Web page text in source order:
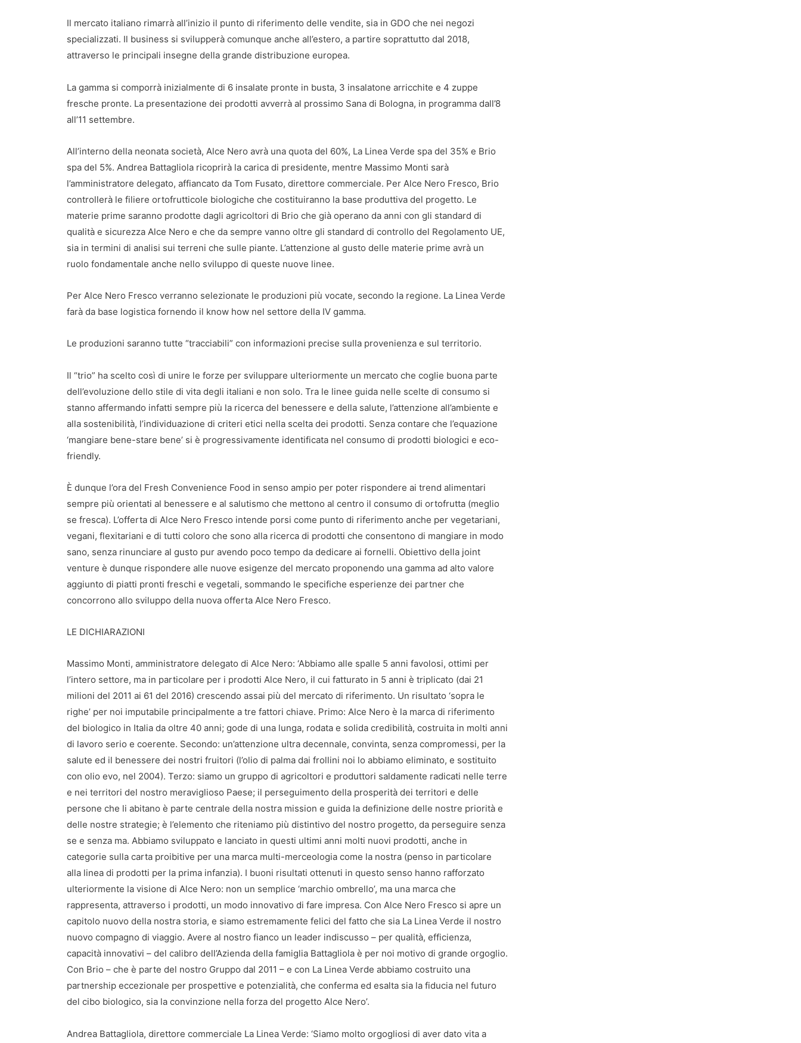
Il mercato italiano rimarrà all’inizio il punto di riferimento delle vendite, sia in GDO che nei negozi
specializzati. Il business si svilupperà comunque anche all’estero, a partire soprattutto dal 2018,
attraverso le principali insegne della grande distribuzione europea.
La gamma si comporrà inizialmente di 6 insalate pronte in busta, 3 insalatone arricchite e 4 zuppe
fresche pronte. La presentazione dei prodotti avverrà al prossimo Sana di Bologna, in programma dall’8
all’11 settembre.
All’interno della neonata società, Alce Nero avrà una quota del 60%, La Linea Verde spa del 35% e Brio
spa del 5%. Andrea Battagliola ricoprirà la carica di presidente, mentre Massimo Monti sarà
l’amministratore delegato, affiancato da Tom Fusato, direttore commerciale. Per Alce Nero Fresco, Brio
controllerà le filiere ortofrutticole biologiche che costituiranno la base produttiva del progetto. Le
materie prime saranno prodotte dagli agricoltori di Brio che già operano da anni con gli standard di
qualità e sicurezza Alce Nero e che da sempre vanno oltre gli standard di controllo del Regolamento UE,
sia in termini di analisi sui terreni che sulle piante. L’attenzione al gusto delle materie prime avrà un
ruolo fondamentale anche nello sviluppo di queste nuove linee.
Per Alce Nero Fresco verranno selezionate le produzioni più vocate, secondo la regione. La Linea Verde
farà da base logistica fornendo il know how nel settore della IV gamma.
Le produzioni saranno tutte “tracciabili” con informazioni precise sulla provenienza e sul territorio.
Il “trio” ha scelto così di unire le forze per sviluppare ulteriormente un mercato che coglie buona parte
dell’evoluzione dello stile di vita degli italiani e non solo. Tra le linee guida nelle scelte di consumo si
stanno affermando infatti sempre più la ricerca del benessere e della salute, l’attenzione all’ambiente e
alla sostenibilità, l’individuazione di criteri etici nella scelta dei prodotti. Senza contare che l’equazione
‘mangiare bene-stare bene’ si è progressivamente identificata nel consumo di prodotti biologici e eco-
friendly.
È dunque l’ora del Fresh Convenience Food in senso ampio per poter rispondere ai trend alimentari
sempre più orientati al benessere e al salutismo che mettono al centro il consumo di ortofrutta (meglio
se fresca). L’offerta di Alce Nero Fresco intende porsi come punto di riferimento anche per vegetariani,
vegani, flexitariani e di tutti coloro che sono alla ricerca di prodotti che consentono di mangiare in modo
sano, senza rinunciare al gusto pur avendo poco tempo da dedicare ai fornelli. Obiettivo della joint
venture è dunque rispondere alle nuove esigenze del mercato proponendo una gamma ad alto valore
aggiunto di piatti pronti freschi e vegetali, sommando le specifiche esperienze dei partner che
concorrono allo sviluppo della nuova offerta Alce Nero Fresco.
LE DICHIARAZIONI
Massimo Monti, amministratore delegato di Alce Nero: ‘Abbiamo alle spalle 5 anni favolosi, ottimi per
l’intero settore, ma in particolare per i prodotti Alce Nero, il cui fatturato in 5 anni è triplicato (dai 21
milioni del 2011 ai 61 del 2016) crescendo assai più del mercato di riferimento. Un risultato ‘sopra le
righe’ per noi imputabile principalmente a tre fattori chiave. Primo: Alce Nero è la marca di riferimento
del biologico in Italia da oltre 40 anni; gode di una lunga, rodata e solida credibilità, costruita in molti anni
di lavoro serio e coerente. Secondo: un’attenzione ultra decennale, convinta, senza compromessi, per la
salute ed il benessere dei nostri fruitori (l’olio di palma dai frollini noi lo abbiamo eliminato, e sostituito
con olio evo, nel 2004). Terzo: siamo un gruppo di agricoltori e produttori saldamente radicati nelle terre
e nei territori del nostro meraviglioso Paese; il perseguimento della prosperità dei territori e delle
persone che li abitano è parte centrale della nostra mission e guida la definizione delle nostre priorità e
delle nostre strategie; è l’elemento che riteniamo più distintivo del nostro progetto, da perseguire senza
se e senza ma. Abbiamo sviluppato e lanciato in questi ultimi anni molti nuovi prodotti, anche in
categorie sulla carta proibitive per una marca multi-merceologia come la nostra (penso in particolare
alla linea di prodotti per la prima infanzia). I buoni risultati ottenuti in questo senso hanno rafforzato
ulteriormente la visione di Alce Nero: non un semplice ‘marchio ombrello’, ma una marca che
rappresenta, attraverso i prodotti, un modo innovativo di fare impresa. Con Alce Nero Fresco si apre un
capitolo nuovo della nostra storia, e siamo estremamente felici del fatto che sia La Linea Verde il nostro
nuovo compagno di viaggio. Avere al nostro fianco un leader indiscusso – per qualità, efficienza,
capacità innovativi – del calibro dell’Azienda della famiglia Battagliola è per noi motivo di grande orgoglio.
Con Brio – che è parte del nostro Gruppo dal 2011 – e con La Linea Verde abbiamo costruito una
partnership eccezionale per prospettive e potenzialità, che conferma ed esalta sia la fiducia nel futuro
del cibo biologico, sia la convinzione nella forza del progetto Alce Nero’.
Andrea Battagliola, direttore commerciale La Linea Verde: ‘Siamo molto orgogliosi di aver dato vita a